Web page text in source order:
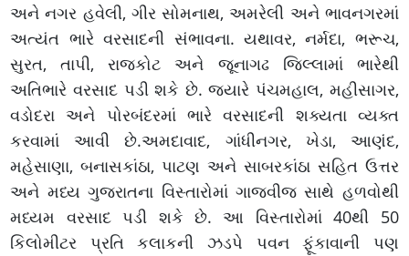
અને નગર હવેલી, ગીર સોમનાથ, અમરેલી અને ભાવનગરમાં
અત્યંત ભારે વરસાદની સંભાવના. યથાવર, નર્મદા, ભરૂચ,
સુરત, તાપી, રાજકોટ અને જૂનાગઢ જિલ્લામાં ભારેથી
અતિભારે વરસાદ પડી શકે છે. જ્યારે પંચમહાલ, મહીસાગર,
વડોદરા અને પોરબંદરમાં ભારે વરસાદની શક્યતા વ્યક્ત
કરવામાં આવી છે.અમદાવાદ, ગાંધીનગર, ખેડા, આણંદ,
મહેસાણા, બનાસકાંઠા, પાટણ અને સાબરકાંઠા સહિત ઉત્તર
અને મધ્ય ગુજરાતના વિસ્તારોમાં ગાજવીજ સાથે હળવોથી
મધ્યમ વરસાદ પડી શકે છે. આ વિસ્તારોમાં 40થી 50
કિલોમીટર પ્રતિ કલાકની ઝડપે પવન ફૂંકાવાની પણ